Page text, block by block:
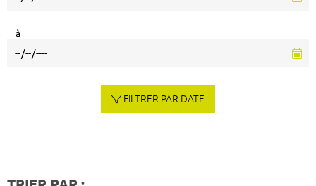
à
FILTRER PAR DATE